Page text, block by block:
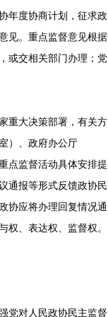
年度协商计划，征求政
见。重点监督意见根据
或交相关部门办理；党
重大决策部署，有关方
）、政府办公厅
点监督活动具体安排提
通报等形式反馈政协民
协应将办理回复情况通
权、表达权、监督权。
党对人民政协民主监督